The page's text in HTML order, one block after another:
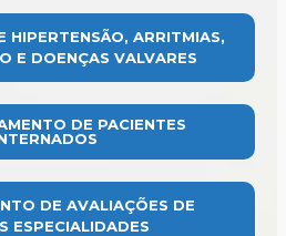
HIPERTENSÃO, ARRITMIAS,
E DOENÇAS VALVARES
DE PACIENTES
DE AVALIAÇÕES DE
ESPECIALIDADES